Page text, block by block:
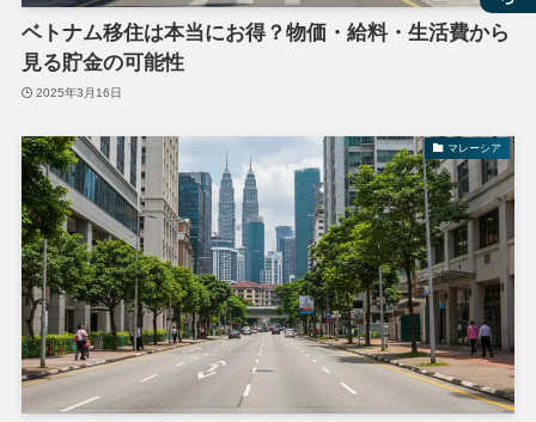
ベトナム移住は本当にお得？物価・給料・生活費から
見る貯金の可能性
2025年3月16日
マレーシア